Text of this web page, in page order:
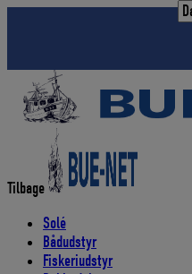
Tilbage
Solé
Bådudstyr
Fiskeriudstyr